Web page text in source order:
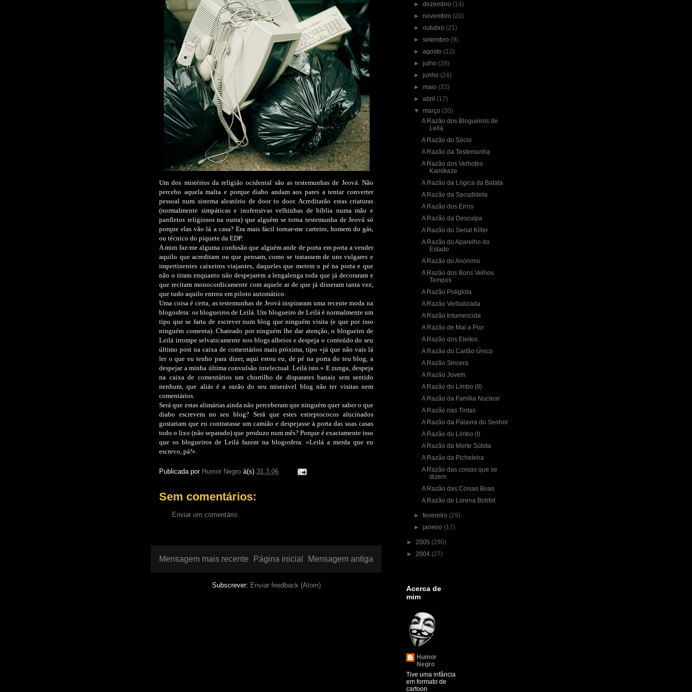
Um dos mistérios da religião ocidental são as testemunhas de Jeová. Não
percebo aquela malta e porque diabo andam aos pares a tentar converter
pessoal num sistema aleatório de door to door. Acreditarão estas criaturas
(normalmente simpáticas e inofensivas velhinhas de bíblia numa mão e
panfletos religiosos na outra) que alguém se torna testemunha de Jeová só
porque elas vão lá a casa? Era mais fácil tornar-me carteiro, homem do gás,
ou técnico do piquete da EDP.
A mim faz-me alguma confusão que alguém ande de porta em porta a vender
aquilo que acreditam ou que pensam, como se tratassem de uns vulgares e
impertinentes caixeiros viajantes, daqueles que metem o pé na porta e que
não o tiram enquanto não despejarem a lengalenga toda que já decoraram e
que recitam monocordicamente com aquele ar de que já disseram tanta vez,
que tudo aquilo entrou em piloto automático.
Uma coisa é certa, as testemunhas de Jeová inspiraram uma recente moda na
blogosfera: os blogueiros de Leilá. Um blogueiro de Leilá é normalmente um
tipo que se farta de escrever num blog que ninguém visita (e que por isso
ninguém comenta). Chateado por ninguém lhe dar atenção, o blogueiro de
Leilá irrompe selvaticamente nos blogs alheios e despeja o conteúdo do seu
último post na caixa de comentários mais próxima, tipo «já que não vais lá
ler o que eu tenho para dizer, aqui estou eu, de pé na porta do teu blog, a
despejar a minha última convulsão intelectual. Leilá isto.» E zunga, despeja
na caixa de comentários um chorrilho de disparates banais sem sentido
nenhum, que aliás é a razão do seu miserável blog não ter visitas nem
comentários.
Será que estas alimárias ainda não perceberam que ninguém quer saber o que
diabo escrevem no seu blog? Será que estes estreptococos alucinados
gostariam que eu contratasse um camião e despejasse à porta das suas casas
todo o lixo (não separado) que produzo num mês? Porque é exactamente isso
que os blogueiros de Leilá fazem na blogosfera. «Leilá a merda que eu
escrevo, pá!».
Publicada por Humor Negro à(s) 31.3.06
Sem comentários:
Enviar um comentário
Mensagem mais recente Mensagem antiga
Página inicial
Subscrever: Enviar feedback (Atom)
►dezembro (14)
►novembro (20)
►outubro (21)
►setembro (9)
►agosto (12)
►julho (28)
►junho (24)
►maio (33)
►abril (17)
▼março (30)
A Razão dos Blogueiros de
Leilá
A Razão do Sócio
A Razão da Testemunha
A Razão dos Velhotes
Kamikaze
A Razão da Lógica da Batata
A Razão da Sacudidela
A Razão dos Erros
A Razão da Desculpa
A Razão do Serial Killer
A Razão do Aparelho do
Estado
A Razão do Anónimo
A Razão dos Bons Velhos
Tempos
A Razão Poliglota
A Razão Verbalizada
A Razão Intumescida
A Razão de Mal a Pior
A Razão dos Eleitos
A Razão do Cartão Único
A Razão Sincera
A Razão Jovem
A Razão do Limbo (II)
A Razão da Família Nuclear
A Razão nas Tintas
A Razão da Palavra do Senhor
A Razão do Limbo (I)
A Razão da Morte Súbita
A Razão da Picheleira
A Razão das coisas que se
dizem
A Razão das Coisas Boas
A Razão de Lorena Bobbit
►fevereiro (29)
►janeiro (17)
► 2005 (290)
► 2004 (27)
Acerca de
mim
Humor
Negro
Tive uma infância
em formato de
cartoon